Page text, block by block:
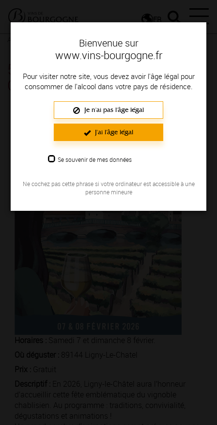
Bienvenue sur
www.vins-bourgogne.fr
Pour visiter notre site, vous devez avoir l'âge légal pour
consommer de l'alcool dans votre pays de résidence.
Je n'ai pas l'âge légal
J'ai l'âge légal
Se souvenir de mes données
Ne cochez pas cette phrase si votre ordinateur est accessible à une
personne mineure
FR
Rendez-vous
55e Saint-Vincent tournante du
Chablisien - Ligny-Le-Chatel
Horaires : Samedi 7 et dimanche 8 février.
Où déguster : 89144 Ligny-Le-Chatel
Prix : Gratuit
Descriptif : En 2026, Ligny-le-Châtel aura l’honneur
d’accueillir cette fête emblématique du vignoble
chablisien. Au programme : traditions, convivialité,
dégustations et animations !